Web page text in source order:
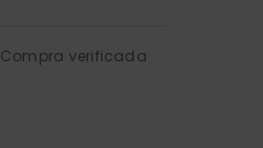
Compra verificada